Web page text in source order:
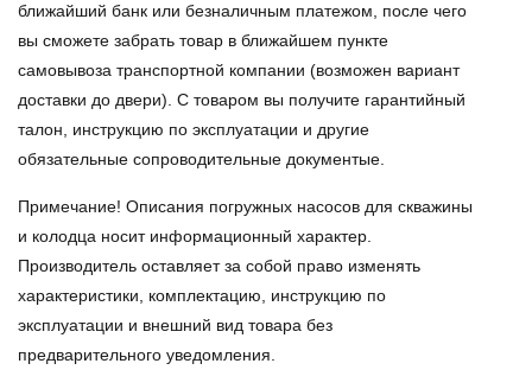
ближайший банк или безналичным платежом, после чего
вы сможете забрать товар в ближайшем пункте
самовывоза транспортной компании (возможен вариант
доставки до двери). С товаром вы получите гарантийный
талон, инструкцию по эксплуатации и другие
обязательные сопроводительные документые.
Примечание! Описания погружных насосов для скважины
и колодца носит информационный характер.
Производитель оставляет за собой право изменять
характеристики, комплектацию, инструкцию по
эксплуатации и внешний вид товара без
предварительного уведомления.